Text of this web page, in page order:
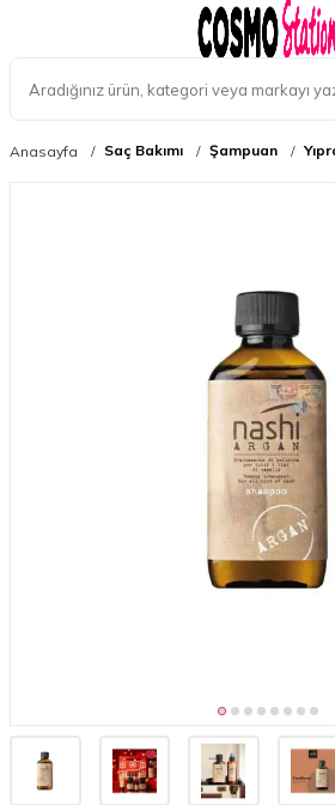
Anasayfa Saç Bakımı Şampuan